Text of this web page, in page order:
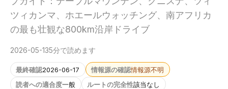
ツィカンマ、ホエールウォッチング、南アフリカ
の最も壮観な800km沿岸ドライブ
2026-05-135分で読めます
最終確認2026-06-17 情報源の確認情報源不明
読者への適合度一般 ルートの完全性該当なし